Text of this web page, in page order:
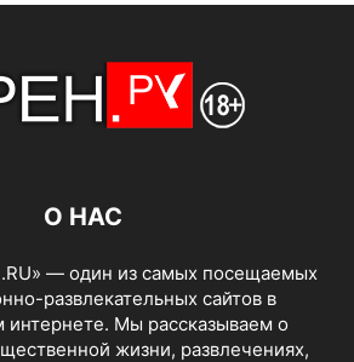
О НАС
— один из самых посещаемых
развлекательных сайтов в
интернете. Мы рассказываем о
жизни, развлечениях,